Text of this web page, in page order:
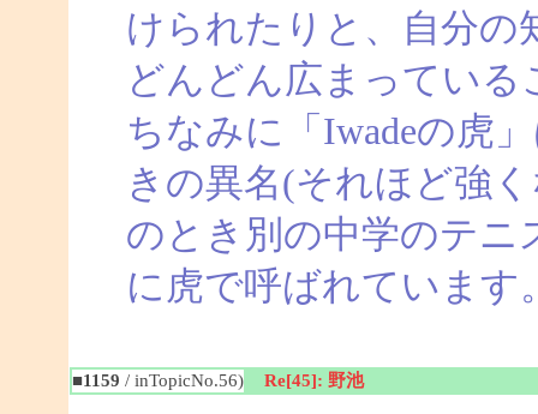
けられたりと、自分の
どんどん広まってい
ちなみに「Iwadeの虎
きの異名(それほど強
のとき別の中学のテニ
に虎で呼ばれています
■1159 / inTopicNo.56) Re[45]: 野池